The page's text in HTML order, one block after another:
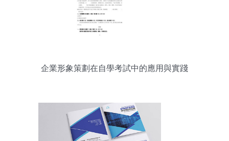
企業形象策劃在自學考試中的應用與實踐